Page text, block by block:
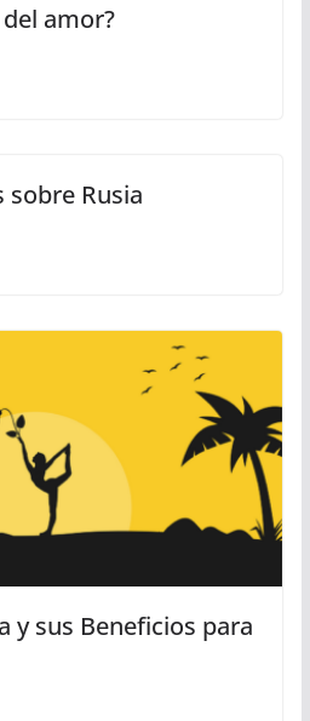
amor?
Rusia
y sus Beneficios para